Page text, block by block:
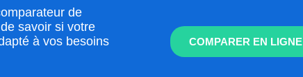
de
savoir si votre
à vos besoins
COMPARER EN LIGNE